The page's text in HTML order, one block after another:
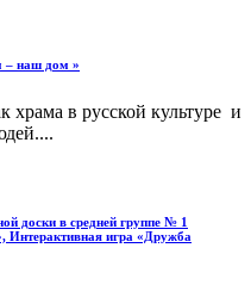
– наш дом »
храма в русской культуре и
доски в средней группе № 1
Интерактивная игра «Дружба